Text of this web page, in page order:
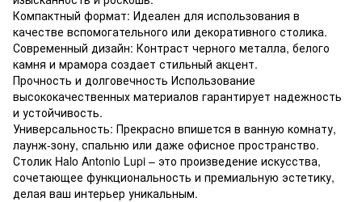
Компактный формат: Идеален для использования в
качестве вспомогательного или декоративного столика.
Современный дизайн: Контраст черного металла, белого
камня и мрамора создает стильный акцент.
Прочность и долговечность Использование
высококачественных материалов гарантирует надежность
и устойчивость.
Универсальность: Прекрасно впишется в ванную комнату,
лаунж-зону, спальню или даже офисное пространство.
Столик Halo Antonio Lupi – это произведение искусства,
сочетающее функциональность и премиальную эстетику,
делая ваш интерьер уникальным.